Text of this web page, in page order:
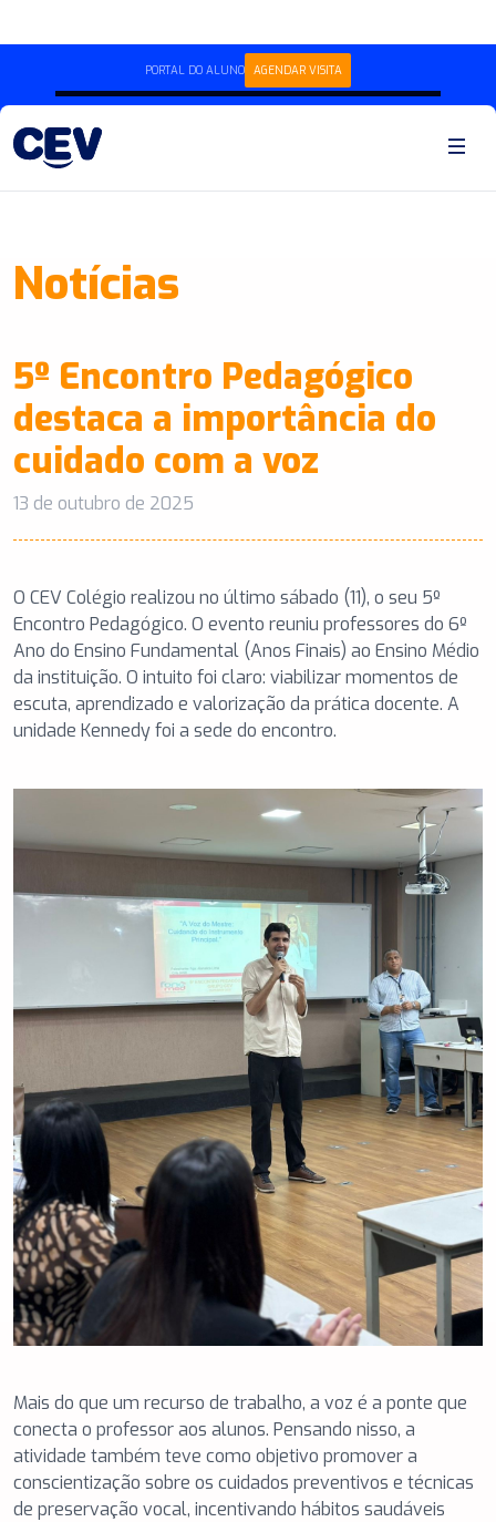
PORTAL DO ALUNO AGENDAR VISITA
Notícias
5º Encontro Pedagógico
destaca a importância do
cuidado com a voz
13 de outubro de 2025
O CEV Colégio realizou no último sábado (11), o seu 5º
Encontro Pedagógico. O evento reuniu professores do 6º
Ano do Ensino Fundamental (Anos Finais) ao Ensino Médio
da instituição. O intuito foi claro: viabilizar momentos de
escuta, aprendizado e valorização da prática docente. A
unidade Kennedy foi a sede do encontro.
Mais do que um recurso de trabalho, a voz é a ponte que
conecta o professor aos alunos. Pensando nisso, a
atividade também teve como objetivo promover a
conscientização sobre os cuidados preventivos e técnicas
de preservação vocal, incentivando hábitos saudáveis